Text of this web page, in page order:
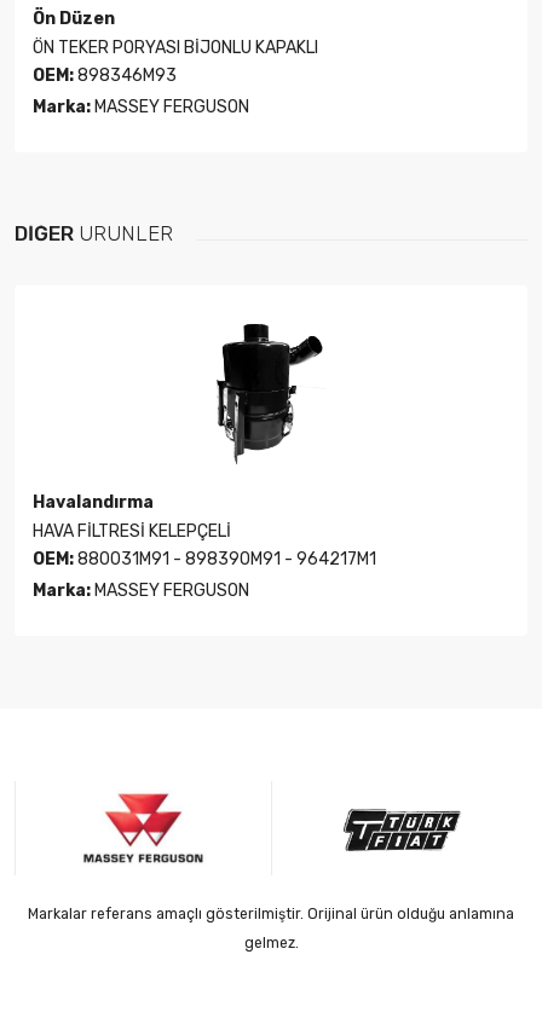
Ön Düzen
ÖN TEKER PORYASI BİJONLU KAPAKLI
OEM:898346M93
Marka: MASSEY FERGUSON
DIĞER ÜRÜNLER
Havalandırma
HAVA FİLTRESİ KELEPÇELİ
OEM:880031M91 - 898390M91 - 964217M1
Marka: MASSEY FERGUSON
Markalar referans amaçlı gösterilmiştir. Orijinal ürün olduğu anlamına
gelmez.